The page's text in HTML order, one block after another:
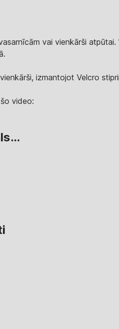
vai vienkārši
izmantojot Velcro
video: